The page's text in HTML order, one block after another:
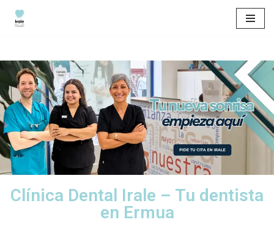
contenido
Clínica Dental Irale – Tu dentista
en Ermua